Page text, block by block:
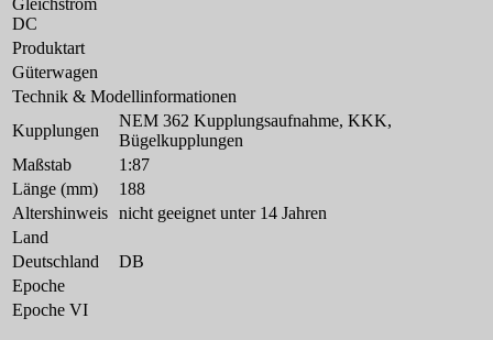
Gleichstrom
DC
Produktart
Güterwagen
Technik & Modellinformationen
Kupplungen
NEM 362 Kupplungsaufnahme, KKK,
Bügelkupplungen
Maßstab
1:87
Länge (mm)
188
Altershinweis nicht geeignet unter 14 Jahren
Land
Deutschland
DB
Epoche
Epoche VI